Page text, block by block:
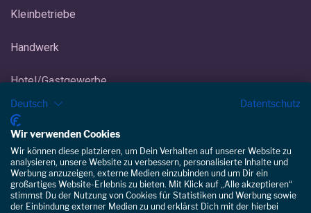
Kleinbetriebe
Handwerk
Hotel/Gastgewerbe
Eisdiele/Eiscafé
Gebäudereinigung
Deutsch Datentschutz
Wir verwenden Cookies
Wir können diese platzieren, um Dein Verhalten auf unserer Website zu
analysieren, unsere Website zu verbessern, personalisierte Inhalte und
Werbung anzuzeigen, externe Medien einzubinden und um Dir ein
großartiges Website-Erlebnis zu bieten. Mit Klick auf „Alle akzeptieren“
stimmst Du der Nutzung von Cookies für Statistiken und Werbung sowie
der Einbindung externer Medien zu und erklärst Dich mit der hierbei